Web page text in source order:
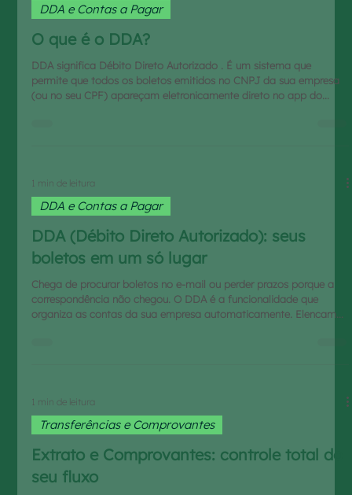
DDA e Contas a Pagar
O que é o DDA?
DDA significa Débito Direto Autorizado . É um sistema que
permite que todos os boletos emitidos no CNPJ da sua empresa
(ou no seu CPF) apareçam eletronicamente direto no app do
1 min de leitura
DDA e Contas a Pagar
DDA (Débito Direto Autorizado): seus
boletos em um só lugar
Chega de procurar boletos no e-mail ou perder prazos porque a
correspondência não chegou. O DDA é a funcionalidade que
organiza as contas da sua empresa automaticamente. Elencamos
1 min de leitura
Transferências e Comprovantes
Extrato e Comprovantes: controle total do
seu fluxo